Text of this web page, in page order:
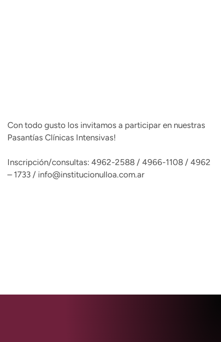
Con todo gusto los invitamos a participar en nuestras
Pasantías Clínicas Intensivas!
Inscripción/consultas: 4962-2588 / 4966-1108 / 4962
– 1733 / info@institucionulloa.com.ar